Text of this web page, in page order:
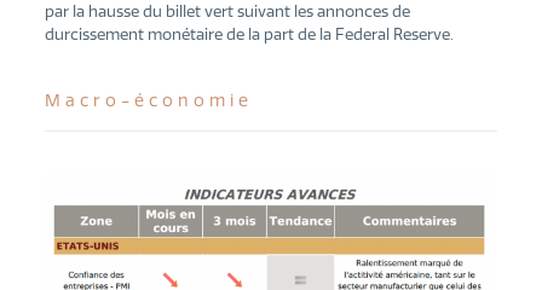
par la hausse du billet vert suivant les annonces de
durcissement monétaire de la part de la Federal Reserve.
Macro-économie